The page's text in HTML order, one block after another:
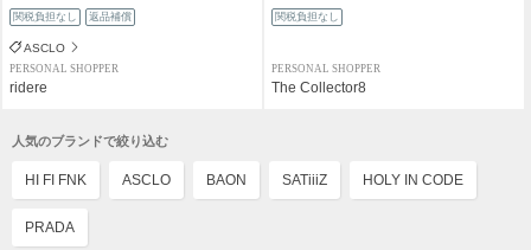
関税負担なし 返品補償
ASCLO
PERSONAL SHOPPER
ridere
関税負担なし
PERSONAL SHOPPER
The Collector8
人気のブランドで絞り込む
HI FI FNK ASCLO BAON SATiiiZ HOLY IN CODE
PRADA